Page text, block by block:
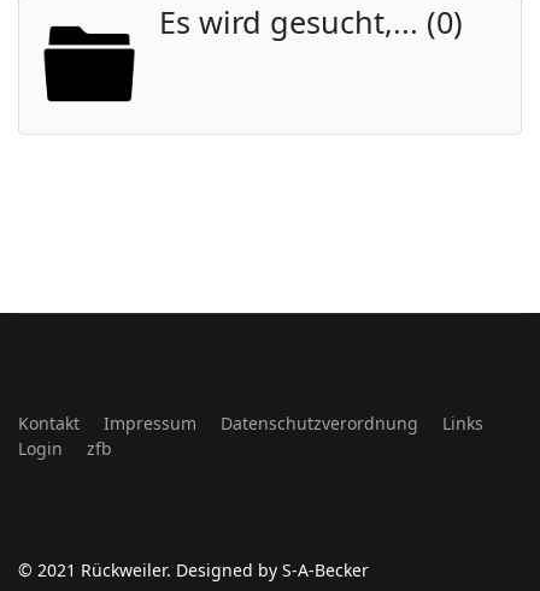
Es wird gesucht,... (0)
Kontakt Impressum Datenschutzverordnung
Links
Login
zfb
© 2021 Rückweiler. Designed by S-A-Becker